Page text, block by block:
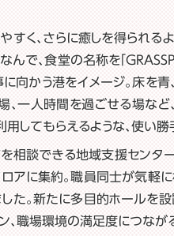
すく、さらに癒しを得られる
で、食堂の名称を「
向かう港をイメージ。床を青
、一人時間を過ごせる場な
してもらえるような、使い勝
相談できる地域支援センタ
アに集約。職員同士が気軽
た。新たに多目的ホールを
、職場環境の満足度につなが